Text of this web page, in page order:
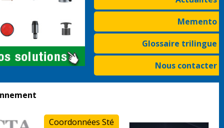
Memento
Glossaire trilingue
Nous contacter
Coordonnées Sté